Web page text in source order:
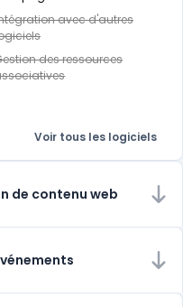
avec d'autres
des ressources
Voir tous les logiciels
de contenu web